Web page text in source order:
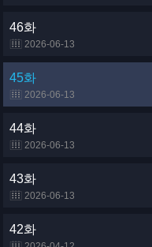
46화
2026-06-13
45화
2026-06-13
44화
2026-06-13
43화
2026-06-13
42화